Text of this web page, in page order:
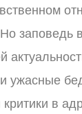
заповедь
ужасные
критики в